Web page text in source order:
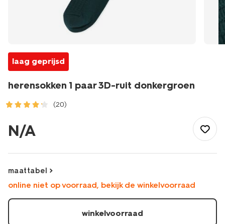
laag geprijsd
herensokken 1 paar 3D-ruit donkergroen
(20)
1-
paar-
ruit-
donkergroen-
N/A
maattabel
online niet op voorraad, bekijk de winkelvoorraad
winkelvoorraad